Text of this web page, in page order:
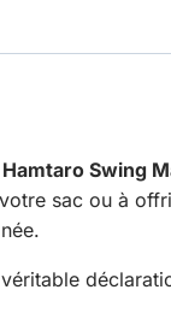
Swing
sac ou à